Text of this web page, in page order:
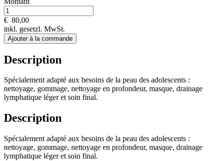
€ 80,00
inkl. gesetzl. MwSt.
Ajouter à la commande
Description
Spécialement adapté aux besoins de la peau des adolescents :
nettoyage, gommage, nettoyage en profondeur, masque, drainage
lymphatique léger et soin final.
Description
Spécialement adapté aux besoins de la peau des adolescents :
nettoyage, gommage, nettoyage en profondeur, masque, drainage
lymphatique léger et soin final.